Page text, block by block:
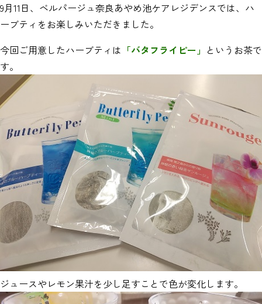
9月11日、ベルパージュ奈良あやめ池ケアレジデンスでは、ハ
ーブティをお楽しみいただきました。
今回ご用意したハーブティは 「バタフライピー」 というお茶で
す。
ジュースやレモン果汁を少し足すことで色が変化します。